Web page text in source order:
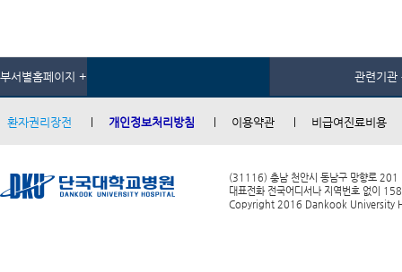
부서별홈페이지 + 관련기관
환자권리장전 개인정보처리방침 이용약관 비급여진료비용
(31116) 충남 천안시 동남구 망향로 201
대표전화 전국어디서나 지역번호 없이
Copyright 2016 Dankook University